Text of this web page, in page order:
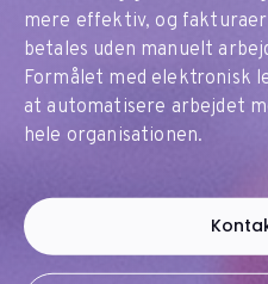
mere effektiv, og
betales uden manuelt
Formålet med elektronisk
at automatisere arbejdet
hele organisationen.